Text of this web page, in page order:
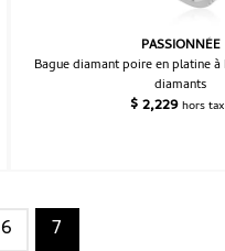
PASSIONNÉE
Bague diamant poire en platine
diamants
$2,229 hors
6 7